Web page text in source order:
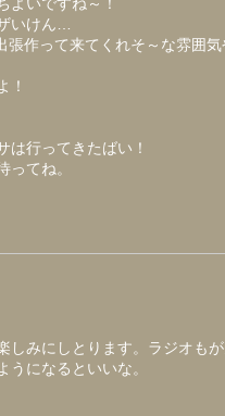
いけん…
張作って来てくれそ～な雰囲
！
は行ってきたばい！
ってね。
しみにしとります。ラジオも
うになるといいな。